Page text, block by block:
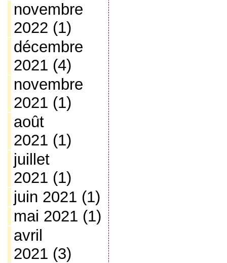
novembre
2022 (1)
décembre
2021 (4)
novembre
2021 (1)
août
2021 (1)
juillet
2021 (1)
juin 2021 (1)
mai 2021 (1)
avril
2021 (3)